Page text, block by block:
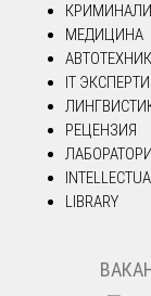
МЕДИЦИНА
IT
РЕЦЕНЗИЯ
LIBRARY